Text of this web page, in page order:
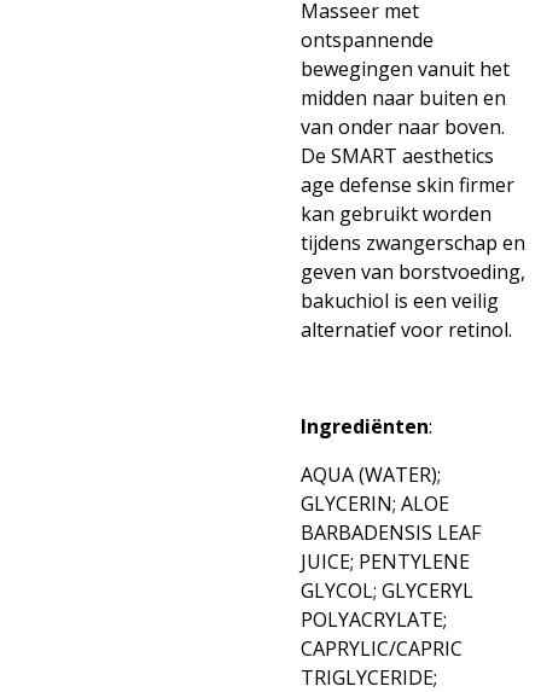
Masseer met
ontspannende
bewegingen vanuit het
midden naar buiten en
van onder naar boven.
De SMART aesthetics
age defense skin firmer
kan gebruikt worden
tijdens zwangerschap en
geven van borstvoeding,
bakuchiol is een veilig
alternatief voor retinol.
Ingrediënten:
AQUA (WATER);
GLYCERIN; ALOE
BARBADENSIS LEAF
JUICE; PENTYLENE
GLYCOL; GLYCERYL
POLYACRYLATE;
CAPRYLIC/CAPRIC
TRIGLYCERIDE;